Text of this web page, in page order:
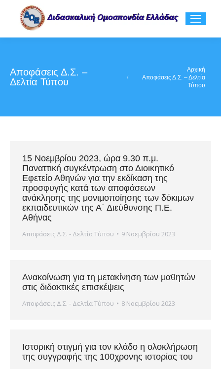
Αποφάσεις Δ.Σ. –
Δελτία Τύπου
Αρχική
Αποφάσεις Δ.Σ. – Δελτία
Τύπου
15 Νοεμβρίου 2023, ώρα 9.30 π.μ.
Παναττική συγκέντρωση στο Διοικητικό
Εφετείο Αθηνών για την εκδίκαση της
προσφυγής κατά των αποφάσεων
ανάκλησης της μονιμοποίησης των δόκιμων
εκπαιδευτικών της Α΄ Διεύθυνσης Π.Ε.
Αθήνας
Αποφάσεις Δ.Σ. - Δελτία Τύπου 9 Νοεμβρίου 2023
Ανακοίνωση για τη μετακίνηση των μαθητών
στις διδακτικές επισκέψεις
Αποφάσεις Δ.Σ. - Δελτία Τύπου 8 Νοεμβρίου 2023
Ιστορική στιγμή για τον κλάδο η ολοκλήρωση
της συγγραφής της 100χρονης ιστορίας του